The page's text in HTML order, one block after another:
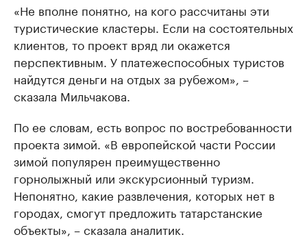
«Не вполне понятно, на кого рассчитаны эти
туристические кластеры. Если на состоятельных
клиентов, то проект вряд ли окажется
перспективным. У платежеспособных туристов
найдутся деньги на отдых за рубежом», –
сказала Мильчакова.
По ее словам, есть вопрос по востребованности
проекта зимой. «В европейской части России
зимой популярен преимущественно
горнолыжный или экскурсионный туризм.
Непонятно, какие развлечения, которых нет в
городах, смогут предложить татарстанские
объекты», – сказала аналитик.